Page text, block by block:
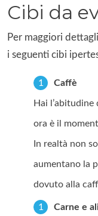
Cibi da
Per maggiori
i seguenti cibi
Caffè
Hai l’abitudine
ora è il
In realtà non
aumentano la
dovuto alla
Carne e